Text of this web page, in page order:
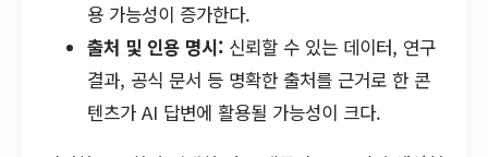
용 가능성이 증가한다.
출처 및 인용 명시: 신뢰할 수 있는 데이터, 연구
결과, 공식 문서 등 명확한 출처를 근거로 한 콘
텐츠가 AI 답변에 활용될 가능성이 크다.